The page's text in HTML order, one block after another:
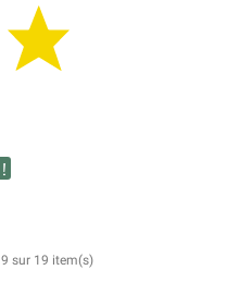
sur 19 item(s)